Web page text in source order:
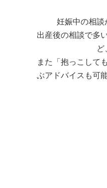
妊娠中の相談
出産後の相談で多
ど
また「抱っこして
ぶアドバイスも可